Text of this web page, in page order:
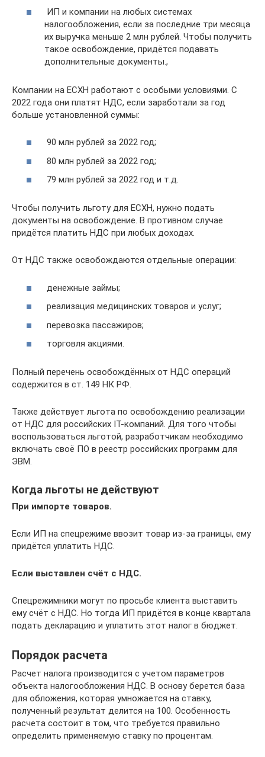
ИП и компании на любых системах
налогообложения, если за последние три месяца
их выручка меньше 2 млн рублей. Чтобы получить
такое освобождение, придётся подавать
дополнительные документы.,
Компании на ЕСХН работают с особыми условиями. С
2022 года они платят НДС, если заработали за год
больше установленной суммы:
90 млн рублей за 2022 год;
80 млн рублей за 2022 год;
79 млн рублей за 2022 год и т.д.
Чтобы получить льготу для ЕСХН, нужно подать
документы на освобождение. В противном случае
придётся платить НДС при любых доходах.
От НДС также освобождаются отдельные операции:
денежные займы;
реализация медицинских товаров и услуг;
перевозка пассажиров;
торговля акциями.
Полный перечень освобождённых от НДС операций
содержится в ст. 149 НК РФ.
Также действует льгота по освобождению реализации
от НДС для российских IT-компаний. Для того чтобы
воспользоваться льготой, разработчикам необходимо
включать своё ПО в реестр российских программ для
ЭВМ.
Когда льготы не действуют
При импорте товаров.
Если ИП на спецрежиме ввозит товар из-за границы, ему
придётся уплатить НДС.
Если выставлен счёт с НДС.
Спецрежимники могут по просьбе клиента выставить
ему счёт с НДС. Но тогда ИП придётся в конце квартала
подать декларацию и уплатить этот налог в бюджет.
Порядок расчета
Расчет налога производится с учетом параметров
объекта налогообложения НДС. В основу берется база
для обложения, которая умножается на ставку,
полученный результат делится на 100. Особенность
расчета состоит в том, что требуется правильно
определить применяемую ставку по процентам.